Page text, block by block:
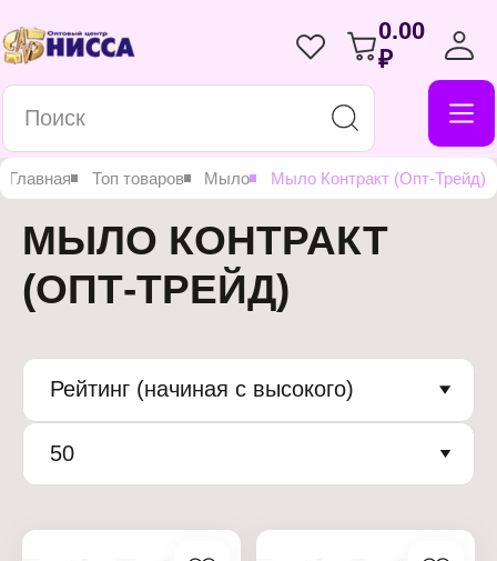
0.00
₽
Главная Топ товаров Мыло Мыло Контракт (Опт-Трейд)
МЫЛО КОНТРАКТ
(ОПТ-ТРЕЙД)
Рейтинг (начиная с высокого)
50